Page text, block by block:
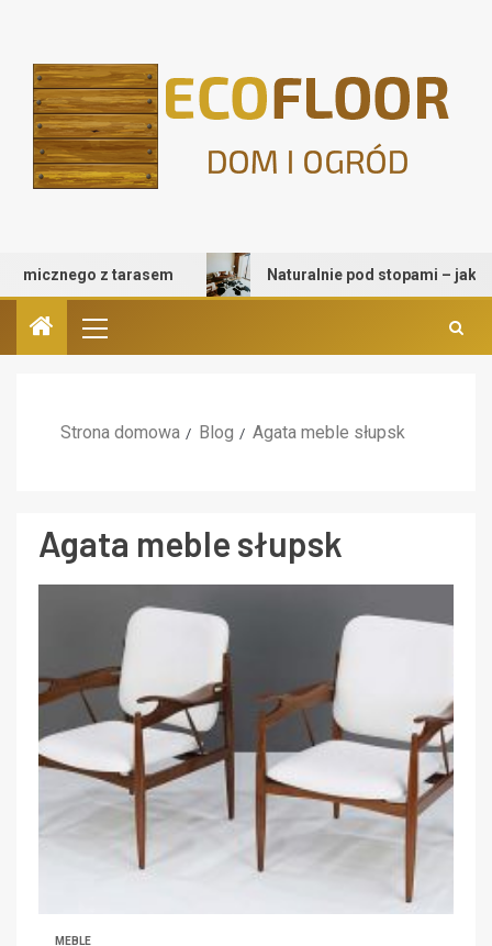
z tarasem Naturalnie pod stopami – jak
Strona domowa Blog Agata meble słupsk
Agata meble słupsk
MEBLE